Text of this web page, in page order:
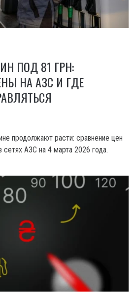
ПОД 81 ГРН:
НА АЗС И ГДЕ
продолжают расти: сравнение цен
сетях АЗС на 4 марта 2026 года.